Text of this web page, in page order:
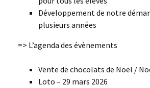
Développement de notre
plusieurs années
=> L’agenda des évènements
Vente de chocolats de Noël /
Loto – 29 mars 2026